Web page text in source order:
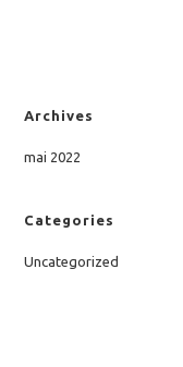
Archives
mai 2022
Categories
Uncategorized